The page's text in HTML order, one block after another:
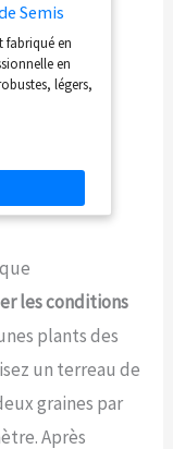
Semis
Jardin
Noir
fabriqué en
en
légers,
de semis et
Système
en serre,
– Les
à leurs trous
godets sont
facilement
recyclé et
démarche
ou
et
les conditions
plants des
un terreau de
graines par
Après